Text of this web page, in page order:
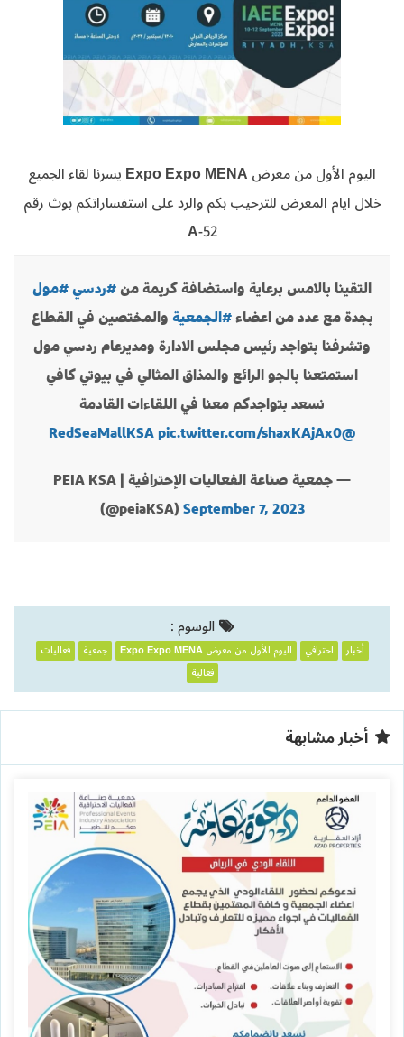
اليوم الأول من معرض Expo Expo MENA يسرنا لقاء الجميع
خلال ايام المعرض للترحيب بكم والرد على استفساراتكم بوث رقم
52-A
التقينا بالامس برعاية واستضافة كريمة من #ردسي #مول
بجدة مع عدد من اعضاء#الجمعية والمختصين في القطاع
وتشرفنا بتواجد رئيس مجلس الادارة ومديرعام ردسي مول
استمتعنا بالجو الرائع والمذاق المثالي في بيوتي كافي
نسعد بتواجدكم معنا في اللقاءات القادمة
@RedSeaMallKSA
pic.twitter.com/shaxKAjAx0
— جمعية صناعة الفعاليات الإحترافية | PEIA KSA
(@peiaKSA) September 7, 2023
الوسوم :
أخبار احترافي اليوم الأول من معرض Expo Expo MENA جمعية
فعاليات
فعالية
أخبار مشابهة